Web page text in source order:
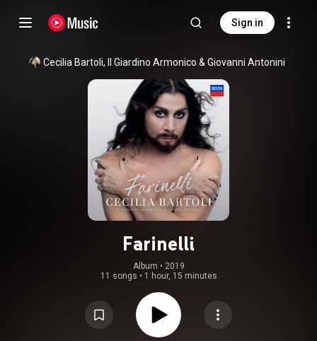
Sign in
Cecilia Bartoli, Il Giardino Armonico & Giovanni Antonini
Farinelli
Album • 2019
11 songs • 1 hour, 15 minutes